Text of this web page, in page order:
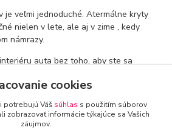
je veľmi jednoduché. Atermálne kryty
nielen v lete, ale aj v zime , kedy
námrazy.
auta bez toho, aby ste sa
spôsobiť aj mdloby. Okenné kryty
využitie klimatizácie, pretože aj počas
auta oveľa nižšia teplota ako pri
cookies
potrebujú Váš súhlas s použitím súborov
zobrazovať informácie týkajúce sa Vašich
záujmov.